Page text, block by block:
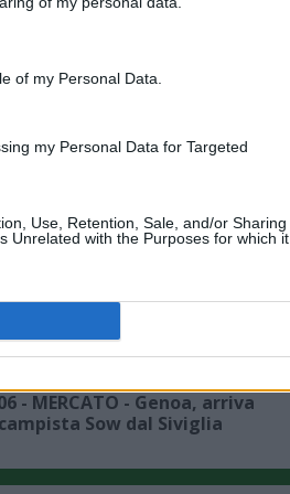
of my Personal Data.
my Personal Data for Targeted
Use, Retention, Sale, and/or Sharing
Unrelated with the Purposes for which it
- MERCATO - Schira: "Il
Ho fiducia nella società,
non ho neanche un
- MERCATO - Romano:
continua ad aspettare il
attendono sviluppi, ecco le
- MERCATO - Genoa, arriva
Sow dal Siviglia